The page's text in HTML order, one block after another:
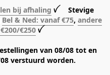
bij afhaling ꪜ Stevige
Bel & Ned: vanaf €75, andere
€250 ꪜ
van 08/08 tot en
verstuurd worden.